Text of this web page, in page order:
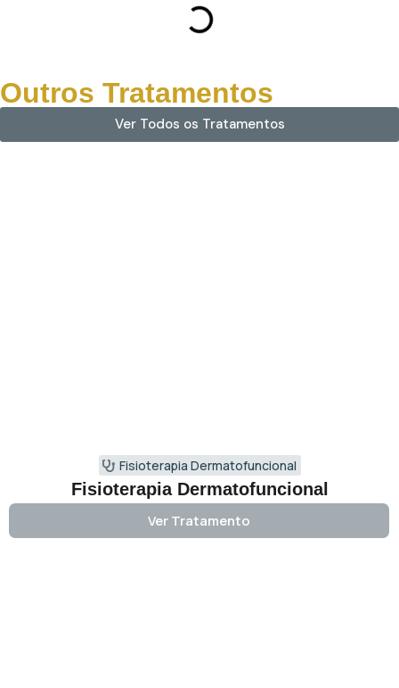
Outros Tratamentos
Ver Todos os Tratamentos
Fisioterapia Dermatofuncional
Fisioterapia Dermatofuncional
Ver Tratamento